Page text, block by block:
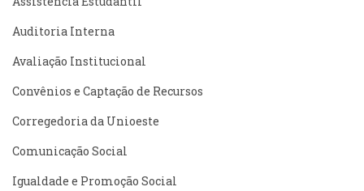
Auditoria Interna
Avaliação Institucional
Convênios e Captação de Recursos
Corregedoria da Unioeste
Comunicação Social
Igualdade e Promoção Social